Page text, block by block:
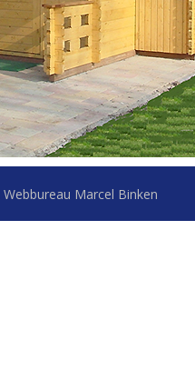
Webbureau Marcel Binken